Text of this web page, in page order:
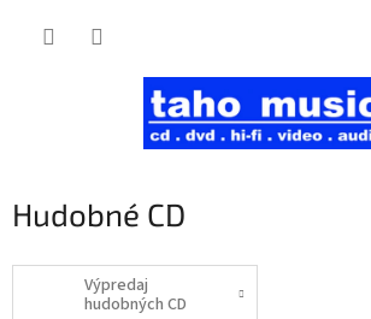
Hudobné CD
Výpredaj
hudobných CD